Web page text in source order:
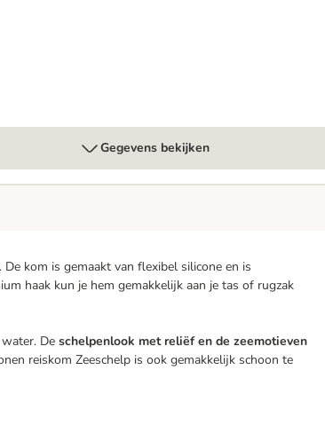
Gegevens bekijken
De kom is gemaakt van flexibel silicone en is
haak kun je hem gemakkelijk aan je tas of rugzak
De schelpenlook met reliëf en de zeemotieven
reiskom Zeeschelp is ook gemakkelijk schoon te